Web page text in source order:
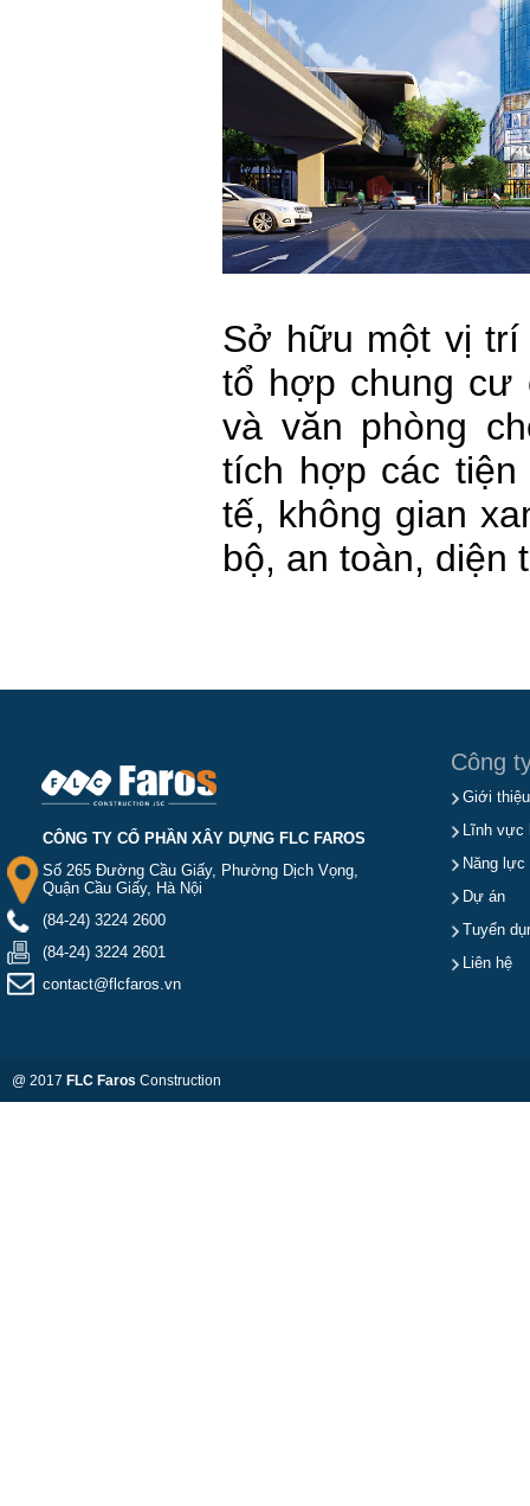
Sở hữu một vị trí
tổ hợp chung cư
và văn phòng
tích hợp các tiện
tế, không gian
bộ, an toàn, diện
CÔNG TY CỔ PHẦN XÂY DỰNG FLC FAROS
Số 265 Đường Cầu Giấy, Phường Dịch Vọng,
Quận Cầu Giấy, Hà Nội
(84-24) 3224 2600
(84-24) 3224 2601
contact@flcfaros.vn
Công
Giới thiệu
Lĩnh vực
Năng lực
Dự án
Tuyển
Liên hệ
@ 2017 FLC Faros Construction